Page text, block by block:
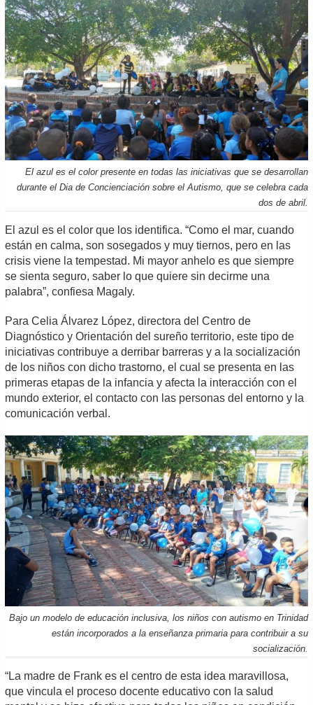
El azul es el color presente en todas las iniciativas que se desarrollan
durante el Dia de Concienciación sobre el Autismo, que se celebra cada
dos de abril.
El azul es el color que los identifica. “Como el mar, cuando
están en calma, son sosegados y muy tiernos, pero en las
crisis viene la tempestad. Mi mayor anhelo es que siempre
se sienta seguro, saber lo que quiere sin decirme una
palabra”, confiesa Magaly.
Para Celia Álvarez López, directora del Centro de
Diagnóstico y Orientación del sureño territorio, este tipo de
iniciativas contribuye a derribar barreras y a la socialización
de los niños con dicho trastorno, el cual se presenta en las
primeras etapas de la infancia y afecta la interacción con el
mundo exterior, el contacto con las personas del entorno y la
comunicación verbal.
Bajo un modelo de educación inclusiva, los niños con autismo en Trinidad
están incorporados a la enseñanza primaria para contribuir a su
socialización.
“La madre de Frank es el centro de esta idea maravillosa,
que vincula el proceso docente educativo con la salud